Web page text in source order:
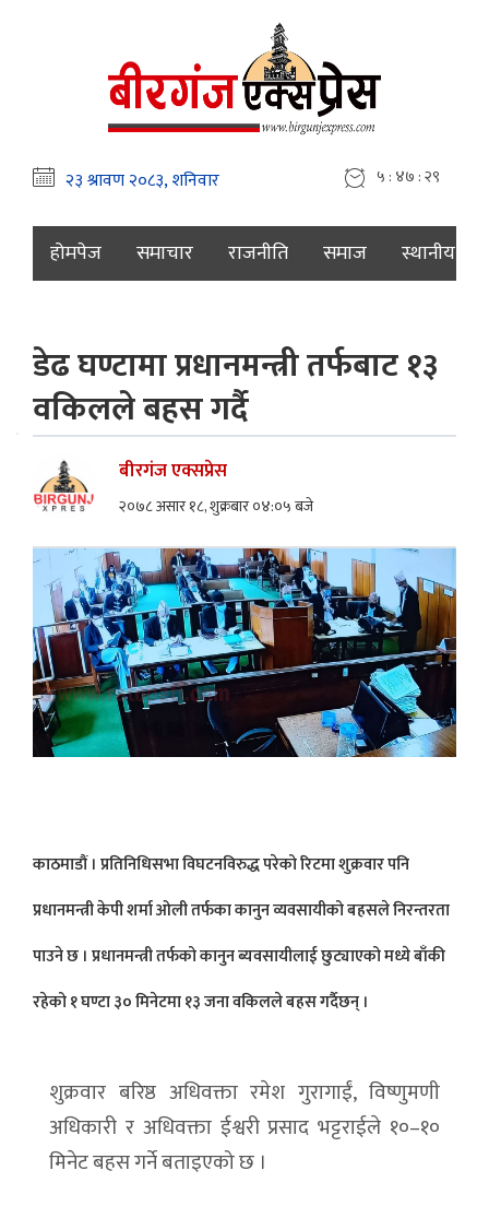
५ : ४७ : ३०
होमपेज समाचार राजनीति समाज स्थानीय
डेढ घण्टामा प्रधानमन्त्री तर्फबाट १३
वकिलले बहस गर्दै
बीरगंज एक्सप्रेस
२०७८ असार १८, शुक्रबार ०४:०५ बजे
काठमाडौं । प्रतिनिधिसभा विघटनविरुद्ध परेको रिटमा शुक्रवार पनि
प्रधानमन्त्री केपी शर्मा ओली तर्फका कानुन व्यवसायीको बहसले निरन्तरता
पाउने छ । प्रधानमन्त्री तर्फको कानुन ब्यवसायीलाई छुट्याएको मध्ये बाँकी
रहेको १ घण्टा ३० मिनेटमा १३ जना वकिलले बहस गर्दैछन् ।
शुक्रवार बरिष्ठ अधिवक्ता रमेश गुरागाईं, विष्णुमणी
अधिकारी र अधिवक्ता ईश्वरी प्रसाद भट्टराईले १०–१०
मिनेट बहस गर्ने बताइएको छ ।